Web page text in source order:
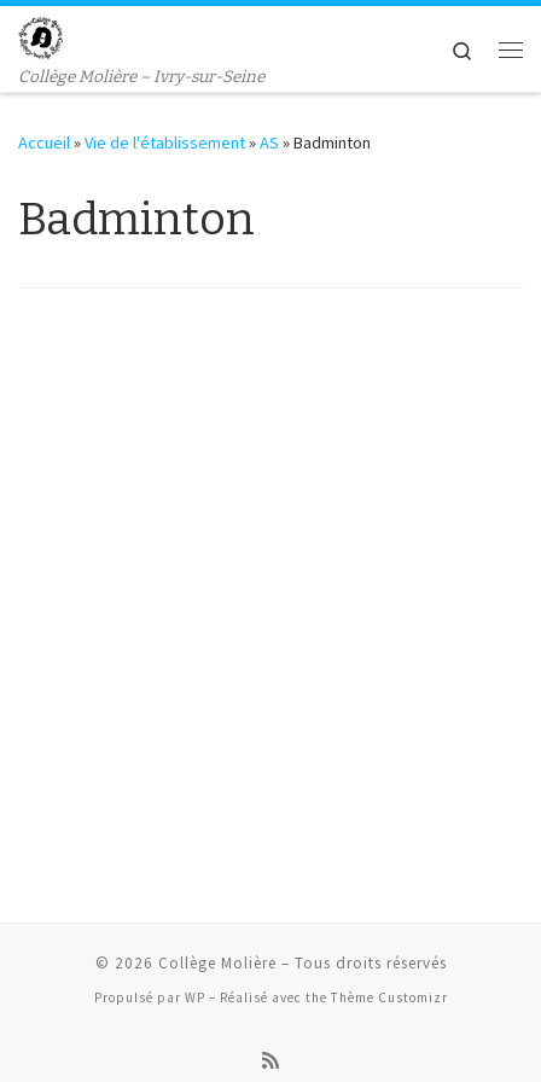
Passer au contenu
Collège Molière – Ivry-sur-Seine
Search
Accueil »Vie de l'établissement»AS »Badminton
Badminton
© 2026 Collège Molière – Tous droits réservés
Propulsé par WP – Réalisé avec the Thème Customizr